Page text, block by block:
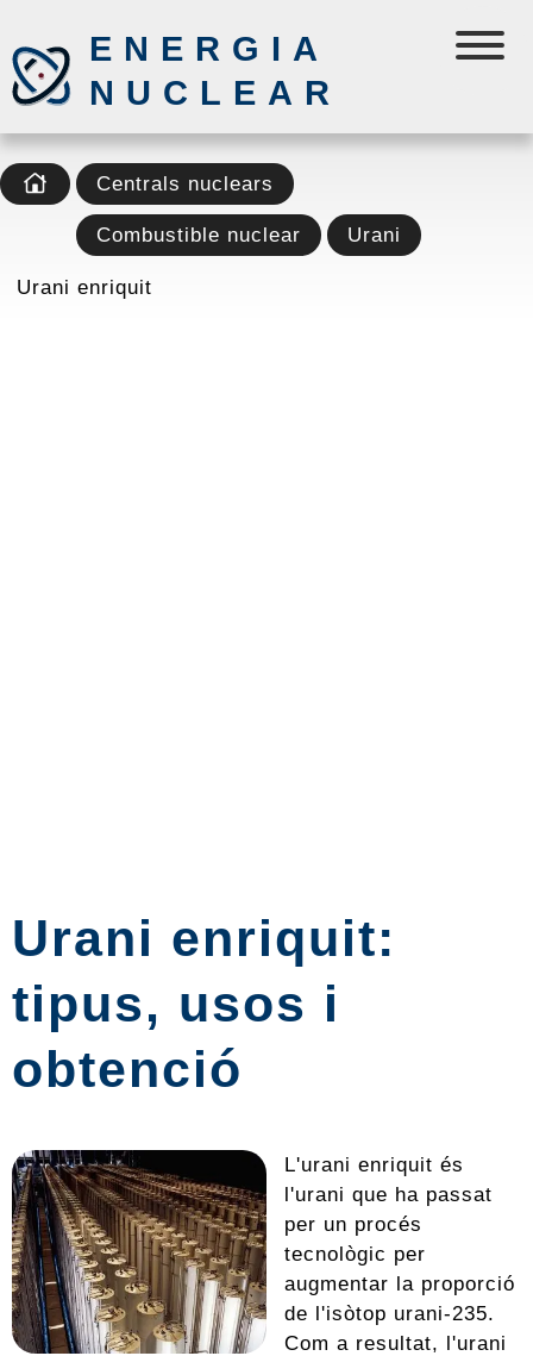
ENERGIA
NUCLEAR
Centrals nuclears
Combustible nuclear Urani
Urani enriquit
Urani enriquit:
tipus, usos i
obtenció
L'urani enriquit és
l'urani que ha passat
per un procés
tecnològic per
augmentar la proporció
de l'isòtop urani-235.
Com a resultat, l'urani